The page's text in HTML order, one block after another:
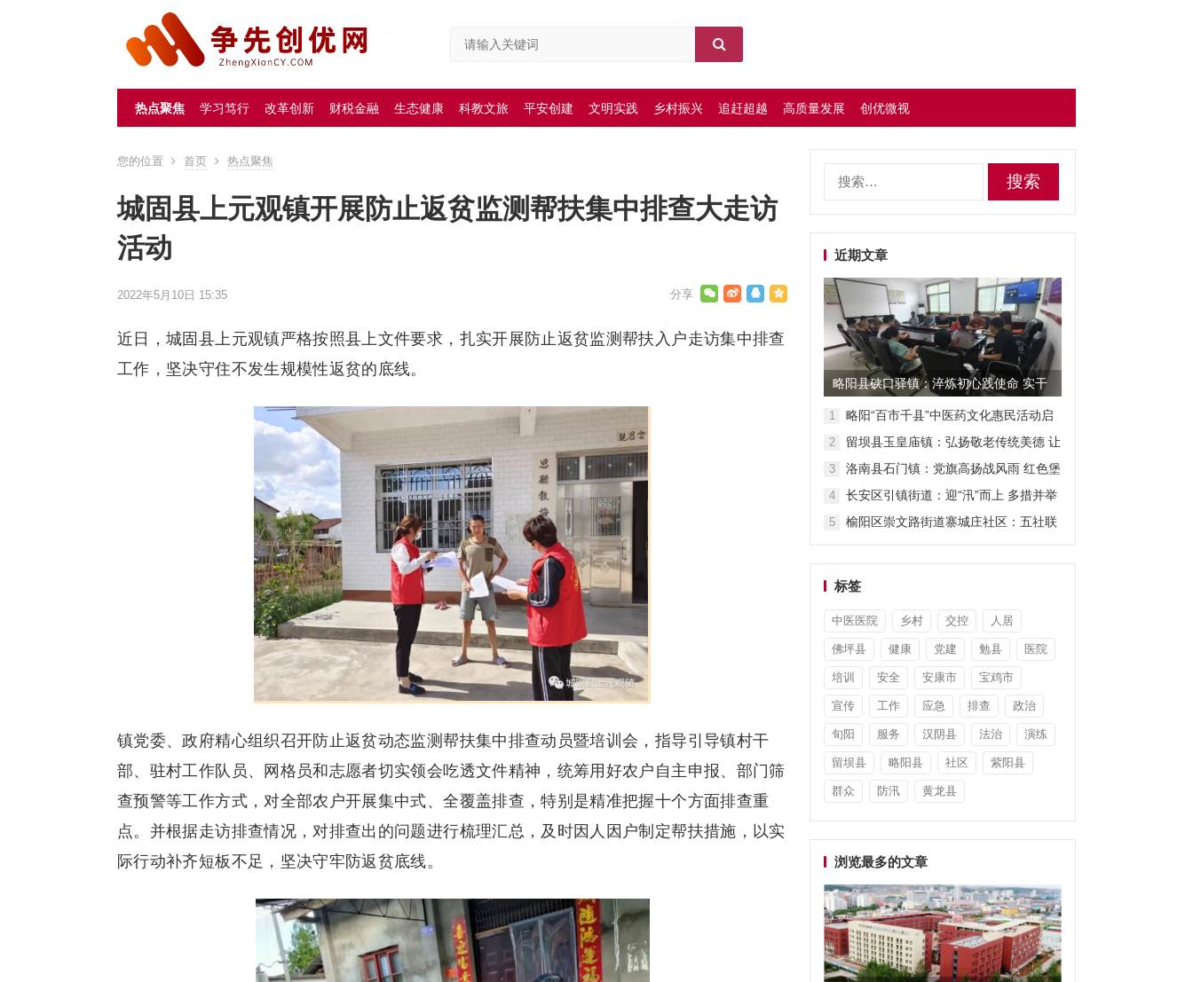
热点聚焦 学习笃行 改革创新 财税金融 生态健康 科教文旅 平安创建 文明实践 乡村振兴 追赶超越 高质量发展 创优微视
您的位置 首页 热点聚焦
城固县上元观镇开展防止返贫监测帮扶集中排查大走访
活动
2022年5月10日 15:35
近日，城固县上元观镇严格按照县上文件要求，扎实开展防止返贫监测帮扶入户走访集中排查
工作，坚决守住不发生规模性返贫的底线。
镇党委、政府精心组织召开防止返贫动态监测帮扶集中排查动员暨培训会，指导引导镇村干
部、驻村工作队员、网格员和志愿者切实领会吃透文件精神，统筹用好农户自主申报、部门筛
查预警等工作方式，对全部农户开展集中式、全覆盖排查，特别是精准把握十个方面排查重
点。并根据走访排查情况，对排查出的问题进行梳理汇总，及时因人因户制定帮扶措施，以实
际行动补齐短板不足，坚决守牢防返贫底线。
近期文章
略阳县硖口驿镇：淬炼初心践使命 实干
担当显作为
1
略阳“百市千县”中医药文化惠民活动启
2
留坝县玉皇庙镇：弘扬敬老传统美德 让
3
洛南县石门镇：党旗高扬战风雨 红色堡
4
长安区引镇街道：迎“汛”而上 多措并举
5
榆阳区崇文路街道寨城庄社区：五社联
标签
中医医院 乡村 交控 人居
佛坪县 健康 党建 勉县 医院
培训 安全 安康市 宝鸡市
宣传 工作 应急 排查 政治
旬阳 服务 汉阴县 法治 演练
留坝县 略阳县 社区 紫阳县
群众 防汛 黄龙县
浏览最多的文章